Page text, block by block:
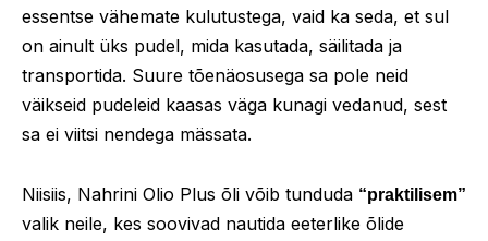
essentse vähemate kulutustega, vaid ka seda, et sul
on ainult üks pudel, mida kasutada, säilitada ja
transportida. Suure tõenäosusega sa pole neid
väikseid pudeleid kaasas väga kunagi vedanud, sest
sa ei viitsi nendega mässata.
Niisiis, Nahrini Olio Plus õli võib tunduda “praktilisem”
valik neile, kes soovivad nautida eeterlike õlide